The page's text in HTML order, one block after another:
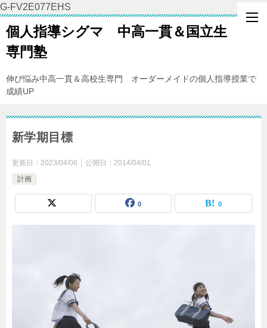
G-FV2E077EHS
個人指導シグマ 中高一貫＆国立生
専門塾
伸び悩み中高一貫＆高校生専門 オーダーメイドの個人指導授業で
成績UP
新学期目標
更新日： 2023/04/06 公開日： 2014/04/01
計画
0 0